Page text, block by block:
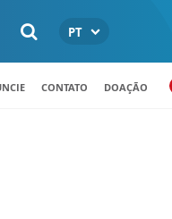
PT
CONTATO DOAÇÃO